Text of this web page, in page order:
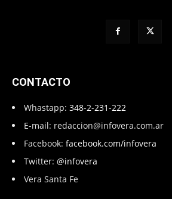
CONTACTO
Whastapp: 348-2-231-222
E-mail: redaccion@infovera.com.ar
Facebook: facebook.com/infovera
Twitter: @infovera
Vera Santa Fe